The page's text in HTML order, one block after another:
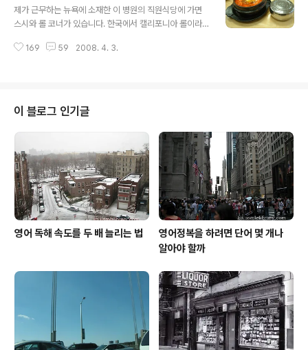
다 하더라도 이런 제안을 받아들인 이 변호사 아줌마는 참
인상적이었습니다. 소년의 처지가 딱해보였는지 아니면 소
호기심 때문이었는지 기억은 잘 나지 않지만 하여간 흔치
제가 근무하는 뉴욕에 소재한 이 병원의 직원식당에 가면
스시와 롤 코너가 있습니다. 한국에서 캘리포니아 롤이라
내용물이 밥과 더불어 오이, 아보카도와 같은 야채와 새우,
싸고 양도 적고 맛도 너무 심심합니다. 하지만 미국인들은
맛이 좋아서 그런지 건강식이라고 생각해서 그런지 잘도
사먹는 음식이고 매진도 잘 되기 일쑤입니다. 예전에 동양
인이라고는 눈을 씻고 봐도 찾을 수 없는 미국 중부 지방에
살 때도 미국 대형 식료품점에서 스시와 롤 코너가 마련된
곳이 상당히 많았습니다. 이런 곳은 한인..
169 59 2008. 4. 3.
이 블로그 인기글
영어 독해 속도를 두 배 늘리는 법
영어정복을 하려면 단어 몇 개나
알아야 할까